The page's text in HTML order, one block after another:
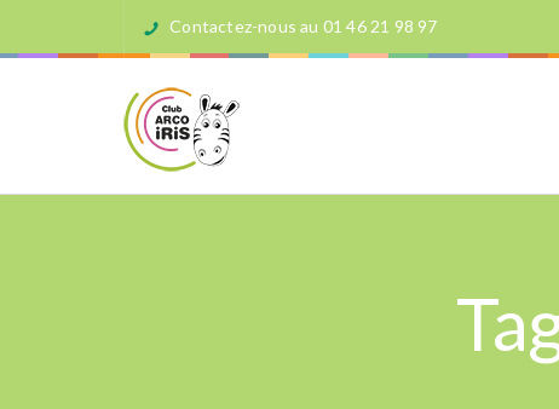
Contactez-nous au 01 46 21 98 97